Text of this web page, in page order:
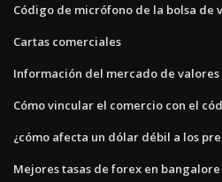
Código de micrófono de la bolsa de
Cartas comerciales
Información del mercado de
Cómo vincular el comercio con el
¿cómo afecta un dólar débil a los
Mejores tasas de forex en bangalore